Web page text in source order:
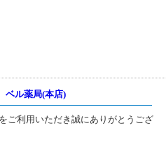
ベル薬局(本店)
ご利用いただき誠にありがとうござ